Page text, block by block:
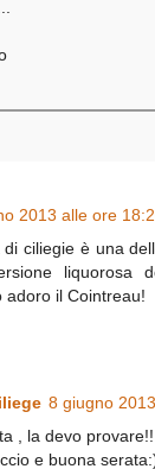
2013 alle ore
di ciliegie è una
liquorosa
adoro il Cointreau!
8 giugno
, la devo provare!!
e buona